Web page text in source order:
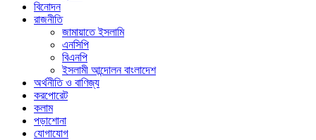
বিনোদন
রাজনীতি
জামায়াতে ইসলামি
এনসিপি
বিএনপি
ইসলামী আন্দোলন বাংলাদেশ
অর্থনীতি ও বাণিজ্য
করপোরেট
কলাম
পড়াশোনা
যোগাযোগ